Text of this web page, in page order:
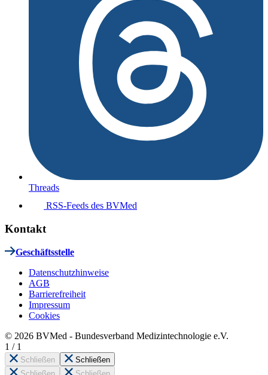
Threads
RSS-Feeds des BVMed
Kontakt
Geschäftsstelle
Datenschutzhinweise
AGB
Barrierefreiheit
Impressum
Cookies
© 2026 BVMed - Bundesverband Medizintechnologie e.V.
1 / 1
Schließen
Schließen